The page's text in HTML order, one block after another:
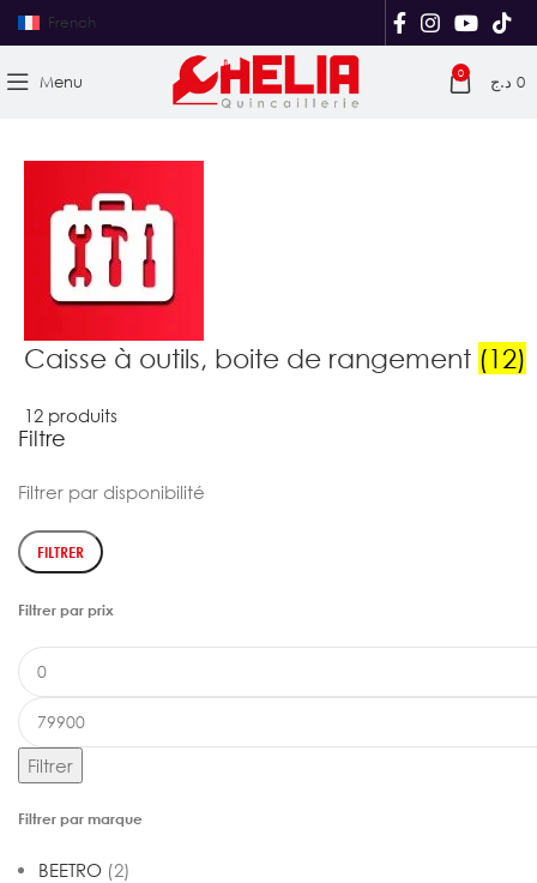
French
Menu 0 0 د.ج
Caisse à outils, boite de rangement (12)
12 produits
Filtre
Filtrer par disponibilité
FILTRER
Filtrer par prix
Filtrer
Filtrer par marque
BEETRO (2)